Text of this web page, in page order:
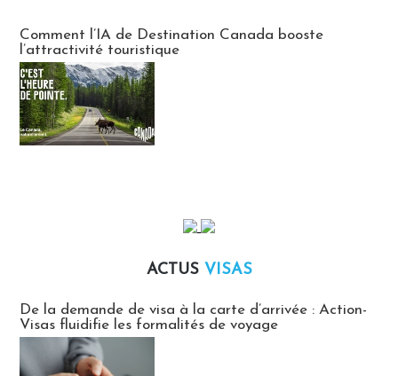
Comment l’IA de Destination Canada booste
l’attractivité touristique
ACTUS VISAS
De la demande de visa à la carte d’arrivée : Action-
Visas fluidifie les formalités de voyage